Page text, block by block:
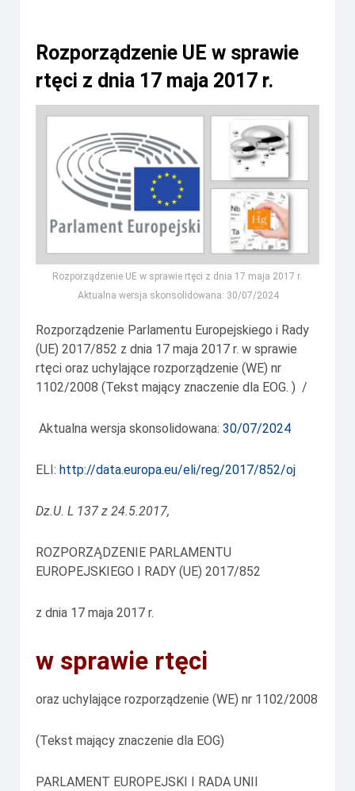
Rozporządzenie UE w sprawie
rtęci z dnia 17 maja 2017 r.
Rozporządzenie UE w sprawie rtęci z dnia 17 maja 2017 r.
Aktualna wersja skonsolidowana: 30/07/2024
Rozporządzenie Parlamentu Europejskiego i Rady
(UE) 2017/852 z dnia 17 maja 2017 r. w sprawie
rtęci oraz uchylające rozporządzenie (WE) nr
1102/2008 (Tekst mający znaczenie dla EOG. ) /
Aktualna wersja skonsolidowana: 30/07/2024
ELI: http://data.europa.eu/eli/reg/2017/852/oj
Dz.U. L 137 z 24.5.2017,
ROZPORZĄDZENIE PARLAMENTU
EUROPEJSKIEGO I RADY (UE) 2017/852
z dnia 17 maja 2017 r.
w sprawie rtęci
oraz uchylające rozporządzenie (WE) nr 1102/2008
(Tekst mający znaczenie dla EOG)
PARLAMENT EUROPEJSKI I RADA UNII